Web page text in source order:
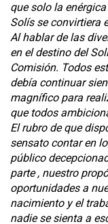
que solo la
Solís se convirtiera
Al hablar de las
en el destino del
Comisión. Todos
debía continuar
magnífico para
que todos
El rubro de que
sensato contar en
público
parte , nuestro
oportunidades a
nacimiento y el
nadie se sienta a